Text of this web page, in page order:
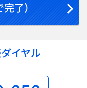
了）
イヤル